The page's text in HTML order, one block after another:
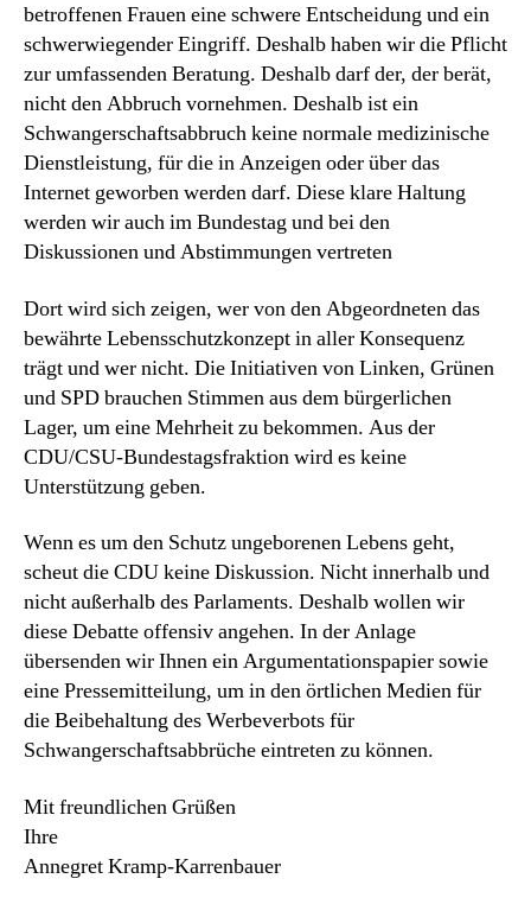
betroffenen Frauen eine schwere Entscheidung und ein
schwerwiegender Eingriff. Deshalb haben wir die Pflicht
zur umfassenden Beratung. Deshalb darf der, der berät,
nicht den Abbruch vornehmen. Deshalb ist ein
Schwangerschaftsabbruch keine normale medizinische
Dienstleistung, für die in Anzeigen oder über das
Internet geworben werden darf. Diese klare Haltung
werden wir auch im Bundestag und bei den
Diskussionen und Abstimmungen vertreten
Dort wird sich zeigen, wer von den Abgeordneten das
bewährte Lebensschutzkonzept in aller Konsequenz
trägt und wer nicht. Die Initiativen von Linken, Grünen
und SPD brauchen Stimmen aus dem bürgerlichen
Lager, um eine Mehrheit zu bekommen. Aus der
CDU/CSU-Bundestagsfraktion wird es keine
Unterstützung geben.
Wenn es um den Schutz ungeborenen Lebens geht,
scheut die CDU keine Diskussion. Nicht innerhalb und
nicht außerhalb des Parlaments. Deshalb wollen wir
diese Debatte offensiv angehen. In der Anlage
übersenden wir Ihnen ein Argumentationspapier sowie
eine Pressemitteilung, um in den örtlichen Medien für
die Beibehaltung des Werbeverbots für
Schwangerschaftsabbrüche eintreten zu können.
Mit freundlichen Grüßen
Ihre
Annegret Kramp-Karrenbauer